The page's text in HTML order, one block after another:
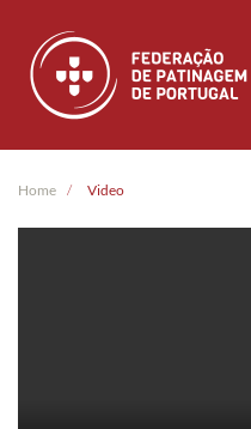
Skip to main content
Home Video